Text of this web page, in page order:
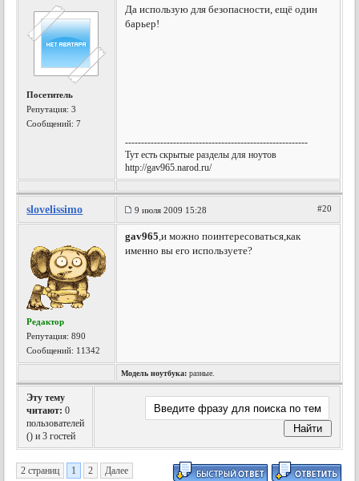
Посетитель
Репутация:3
Сообщений: 7
Да использую для безопасности, ещё один
барьер!
---------------------------------------------------------
Тут есть скрытые разделы для ноутов
http://gav965.narod.ru/
slovelissimo 9 июля 2009 15:28 #20
Редактор
Репутация:890
Сообщений: 11342
gav965,и можно поинтересоваться,как
именно вы его используете?
Модель ноутбука: разные.
Эту тему
читают: 0
пользователей
() и 3 гостей
2 страниц 1 2 Далее